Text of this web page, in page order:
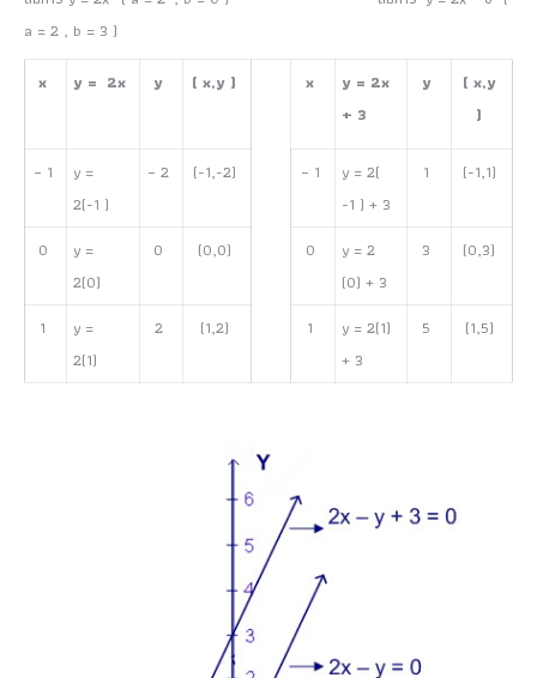
a = 2 , b = 3 )
x y = 2x y ( x,y ) x
y = 2x
+ 3
y
( x,y
)
– 1
y =
2(-1 )
– 2 (-1,-2) – 1
y = 2(
-1 ) + 3
1 (-1,1)
0
y =
2(0)
0 (0,0) 0
y = 2
(0) + 3
3 (0,3)
1
y =
2(1)
2 (1,2) 1
y = 2(1)
+ 3
5 (1,5)